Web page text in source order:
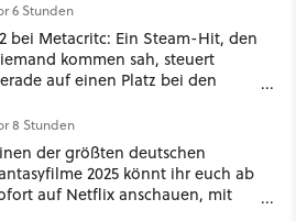
6 Stunden
bei Metacritc: Ein Steam-Hit, den
kommen sah, steuert
auf einen Platz bei den
8 Stunden
der größten deutschen
2025 könnt ihr euch ab
auf Netflix anschauen, mit